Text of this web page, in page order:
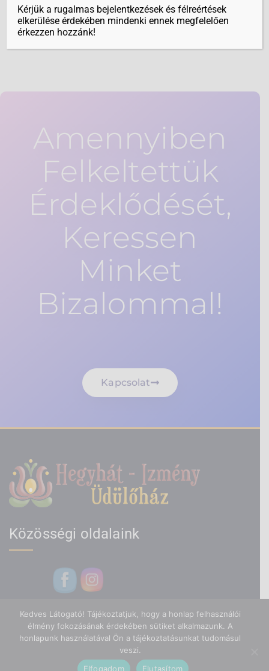
biztosítunk.
Amennyiben
Felkeltettük
Érdeklődését,
Keressen
Minket
Bizalommal!
Kapcsolat
Közösségi oldalaink
Hegyhát Izmény Üdülőház -
Kérjük a rugalmas bejelentkezések és félreértések
elkerülése érdekében mindenki ennek megfelelően
érkezzen hozzánk!
Kedves Látogató! Tájékoztatjuk, hogy a honlap felhasználói
élmény fokozásának érdekében sütiket alkalmazunk. A
honlapunk használatával Ön a tájékoztatásunkat tudomásul
veszi.
Elfogadom
Elutasítom